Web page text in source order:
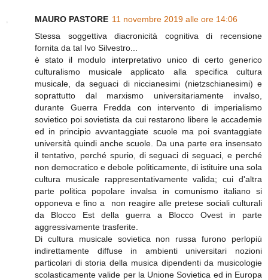
MAURO PASTORE 11 novembre 2019 alle ore 14:06
Stessa soggettiva diacronicità cognitiva di recensione
fornita da tal Ivo Silvestro...
è stato il modulo interpretativo unico di certo generico
culturalismo musicale applicato alla specifica cultura
musicale, da seguaci di niccianesimi (nietzschianesimi) e
soprattutto dal marxismo universitariamente invalso,
durante Guerra Fredda con intervento di imperialismo
sovietico poi sovietista da cui restarono libere le accademie
ed in principio avvantaggiate scuole ma poi svantaggiate
università quindi anche scuole. Da una parte era insensato
il tentativo, perché spurio, di seguaci di seguaci, e perché
non democratico e debole politicamente, di istituire una sola
cultura musicale rappresentativamente valida; cui d'altra
parte politica popolare invalsa in comunismo italiano si
opponeva e fino a non reagire alle pretese sociali culturali
da Blocco Est della guerra a Blocco Ovest in parte
aggressivamente trasferite.
Di cultura musicale sovietica non russa furono perlopiù
indirettamente diffuse in ambienti universitari nozioni
particolari di storia della musica dipendenti da musicologie
scolasticamente valide per la Unione Sovietica ed in Europa